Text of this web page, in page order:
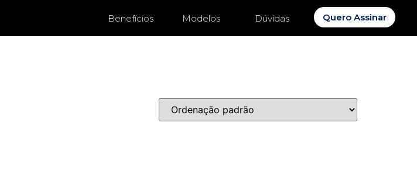
Benefícios Modelos Dúvidas Quero Assinar